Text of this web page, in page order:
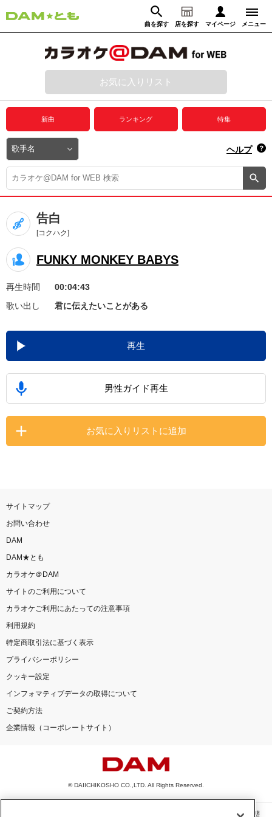
曲を探す 店を探す マイページ メニュー
動画からさがす 録音からさがす
ログイン
プレミアムサービス
DAM★とも動画
DAM★とも録音
カラオケ＠DAM
ユーザー検索
キャンペーン
お知らせ よくあるご質問
DAMの新曲・ランキングなど
カラオケ最新情報をチェック！
家族や友達と一緒に！練習にも！
お気に入りリスト
新曲 ランキング 特集
ヘルプ
告白
[コクハク]
FUNKY MONKEY BABYS
再生時間
00:04:43
歌い出し
君に伝えたいことがある
再生
男性ガイド再生
お気に入りリストに追加
サイトマップ
お問い合わせ
DAM
DAM★とも
カラオケ＠DAM
サイトのご利用について
カラオケご利用にあたっての注意事項
利用規約
特定商取引法に基づく表示
プライバシーポリシー
クッキー設定
インフォマティブデータの取得について
ご契約方法
企業情報（コーポレートサイト）
© DAIICHIKOSHO CO.,LTD. All Rights Reserved.
このサイトに掲載されている一切の文章・画像・写真・動画・音声等を、手段や形態